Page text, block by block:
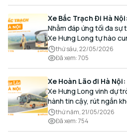
Xe Bắc Trạch Đi Hà
Hành Cùng Xe Hưng
Nhằm đáp ứng tối đa sự
Xe Hưng Long tự hào
lượng cao, an toàn với
thứ sáu, 22/05/2026
Đã xem:705
Xe Hoàn Lão đi Hà
Cao cấp, Đón trả Tận
Xe Hưng Long vinh dự
hành tin cậy, rút ngắn
và Thủ đô bằng chất
thứ năm, 21/05/2026
Đã xem:754